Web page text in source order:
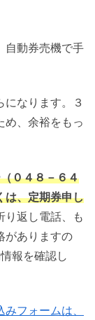
自動券売機で手
になります。３
め、余裕をもっ
０４８－６４
は、定期券申し
り返し電話、も
がありますの
報を確認し
フォームは、